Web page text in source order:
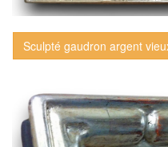
Sculpté gaudron argent